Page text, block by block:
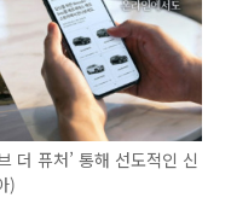
더 퓨처’ 통해 선도적인 신
)